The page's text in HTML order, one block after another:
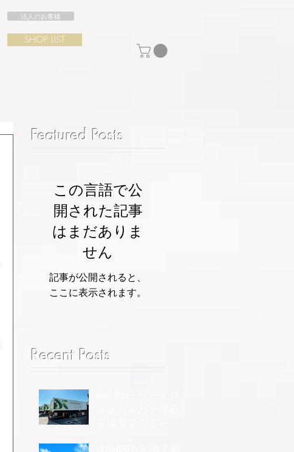
法人のお客様
SHOP LIST
Featured Posts
この言語で公
開された記事
はまだありま
せん
記事が公開されると、
ここに表示されます。
Recent Posts